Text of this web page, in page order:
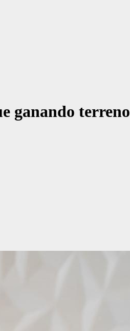
ganando terreno